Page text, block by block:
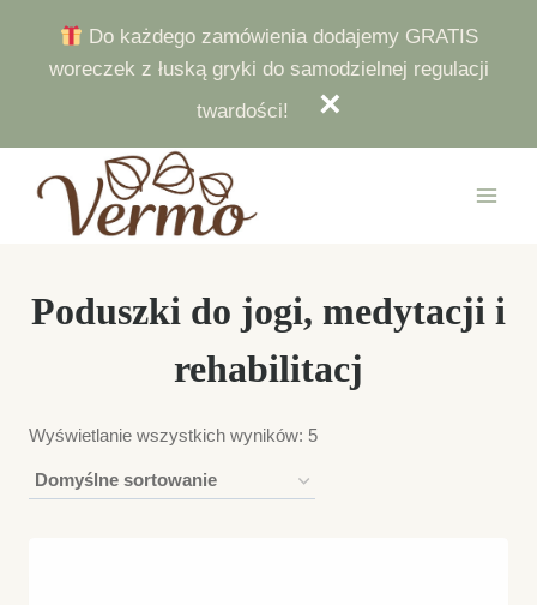
Do każdego zamówienia dodajemy GRATIS
woreczek z łuską gryki do samodzielnej regulacji
twardości!
Poduszki do jogi, medytacji i
rehabilitacj
Wyświetlanie wszystkich wyników: 5